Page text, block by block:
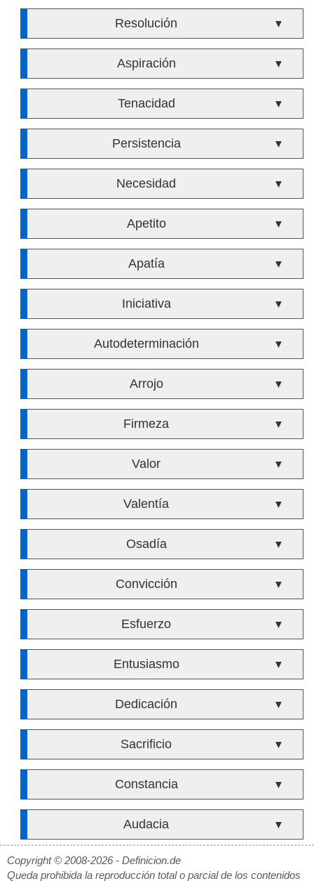
Resolución ▼
Aspiración ▼
Tenacidad ▼
Persistencia ▼
Necesidad ▼
Apetito ▼
Apatía ▼
Iniciativa ▼
Autodeterminación ▼
Arrojo ▼
Firmeza ▼
Valor ▼
Valentía ▼
Osadía ▼
Convicción ▼
Esfuerzo ▼
Entusiasmo ▼
Dedicación ▼
Sacrificio ▼
Constancia ▼
Audacia ▼
Copyright © 2008-2026 - Definicion.de
Queda prohibida la reproducción total o parcial de los contenidos